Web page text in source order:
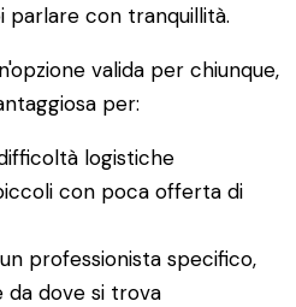
parlare con tranquillità.
valida per chiunque,
per:
logistiche
con poca offerta di
professionista specifico,
dove si trova